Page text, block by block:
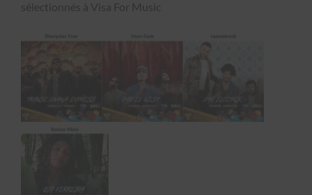
sélec­tion­nés à Visa For Music